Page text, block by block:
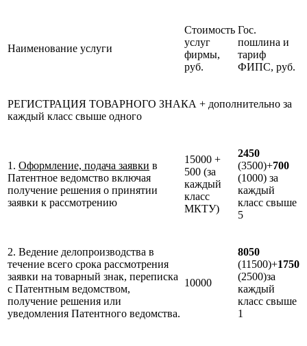
Наименование услуги
Стоимость
услуг
фирмы,
руб.
Гос.
пошлина и
тариф
ФИПС, руб.
РЕГИСТРАЦИЯ ТОВАРНОГО ЗНАКА + дополнительно за
каждый класс свыше одного
1. Оформление, подача заявки в
Патентное ведомство включая
получение решения о принятии
заявки к рассмотрению
15000 +
500 (за
каждый
класс
МКТУ)
2450
(3500)+700
(1000) за
каждый
класс свыше
5
2. Ведение делопроизводства в
течение всего срока рассмотрения
заявки на товарный знак, переписка
с Патентным ведомством,
получение решения или
уведомления Патентного ведомства.
10000
8050
(11500)+1750
(2500)за
каждый
класс свыше
1